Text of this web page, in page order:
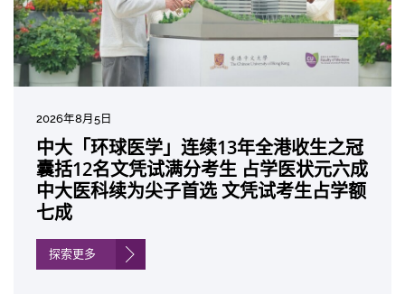
2026年8月5日
中大「环球医学」连续13年全港收生之冠
囊括12名文凭试满分考生 占学医状元六成
中大医科续为尖子首选 文凭试考生占学额
七成
探索更多
2026年7月27日
中大成立崭新 ITECH医疗科技评估平台 推
动健康经济分析及价值医疗
探索更多
2026年7月10日
中大研发「AI-OCT」系统助测糖尿黄斑水
肿 假阳性转介个案锐减六成 缩短患者轮
候诊症时间
2026年7月10日
中大黄秀娟教授获颁中国工程界最高荣誉
「光华工程科技奖」 成为今届医药衞生领
域唯一香港学者
2026年7月7日
中大新设「香港中文大学凤凰奖学金」嘉
许公开试状元 鼓励学医状元走出课堂放眼
世界 装备21世纪妙手仁医
2026年6月29日
中大全新一站式PGT-Plus方案 精准辨识
传统检测中复杂基因异常「盲点」 降低人
工受孕流产及异常妊娠风险
2026年6月22日
中大发现青光眼治疗新靶点 小鼠实验证实
可恢复七成视力 有助开创崭新神经保护疗
法
2026年6月17日
中大成功拆解肝癌免疫治疗耐药性机制 揭
一种免疫细胞具「除废喂食」新功能助癌
细胞耐药性
2026年6月10日
中大与多名全球专家共同牵头跨国肺癌研
究 逾半晚期ALK阳性肺癌病人七年无恶化
因特定基因异常而引起的肺癌有望变成
「慢性病」 患者可与病共存
探索更多
2026年6月5日
中大教授陈重娥获颁「清野裕杰出领袖
奖」 成为本港首名学者荣膺亚洲糖尿病教
研最高荣誉
2026年6月2日
中大汇聚逾200位区域专家 探讨私人医疗
保险如何推动全民健康覆盖
探索更多
2026年5月19日
中大张源津医生成首位亚洲研究员 荣获国
际泌尿科权威奖项John K. Lattimer 讲座
奖
2026年5月14日
中大取得「从实验室到临床应用」研究突
破 初步证实GLP-1药物可改善严重中风康
复情况